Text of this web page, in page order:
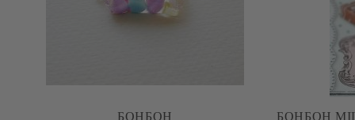
БОНБОН БОНБОН